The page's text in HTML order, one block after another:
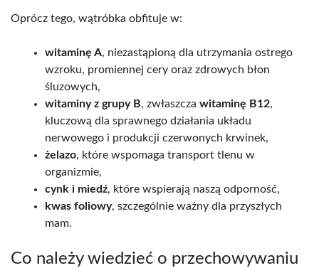
Oprócz tego, wątróbka obfituje w:
witaminę A, niezastąpioną dla utrzymania ostrego
wzroku, promiennej cery oraz zdrowych błon
śluzowych,
witaminy z grupy B, zwłaszcza witaminę B12,
kluczową dla sprawnego działania układu
nerwowego i produkcji czerwonych krwinek,
żelazo, które wspomaga transport tlenu w
organizmie,
cynk i miedź, które wspierają naszą odporność,
kwas foliowy, szczególnie ważny dla przyszłych
mam.
Co należy wiedzieć o przechowywaniu